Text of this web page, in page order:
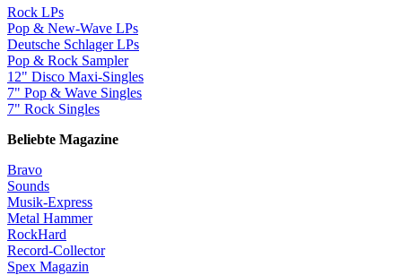
Rock LPs
Pop & New-Wave LPs
Deutsche Schlager LPs
Pop & Rock Sampler
12" Disco Maxi-Singles
7" Pop & Wave Singles
7" Rock Singles
Beliebte Magazine
Bravo
Sounds
Musik-Express
Metal Hammer
RockHard
Record-Collector
Spex Magazin